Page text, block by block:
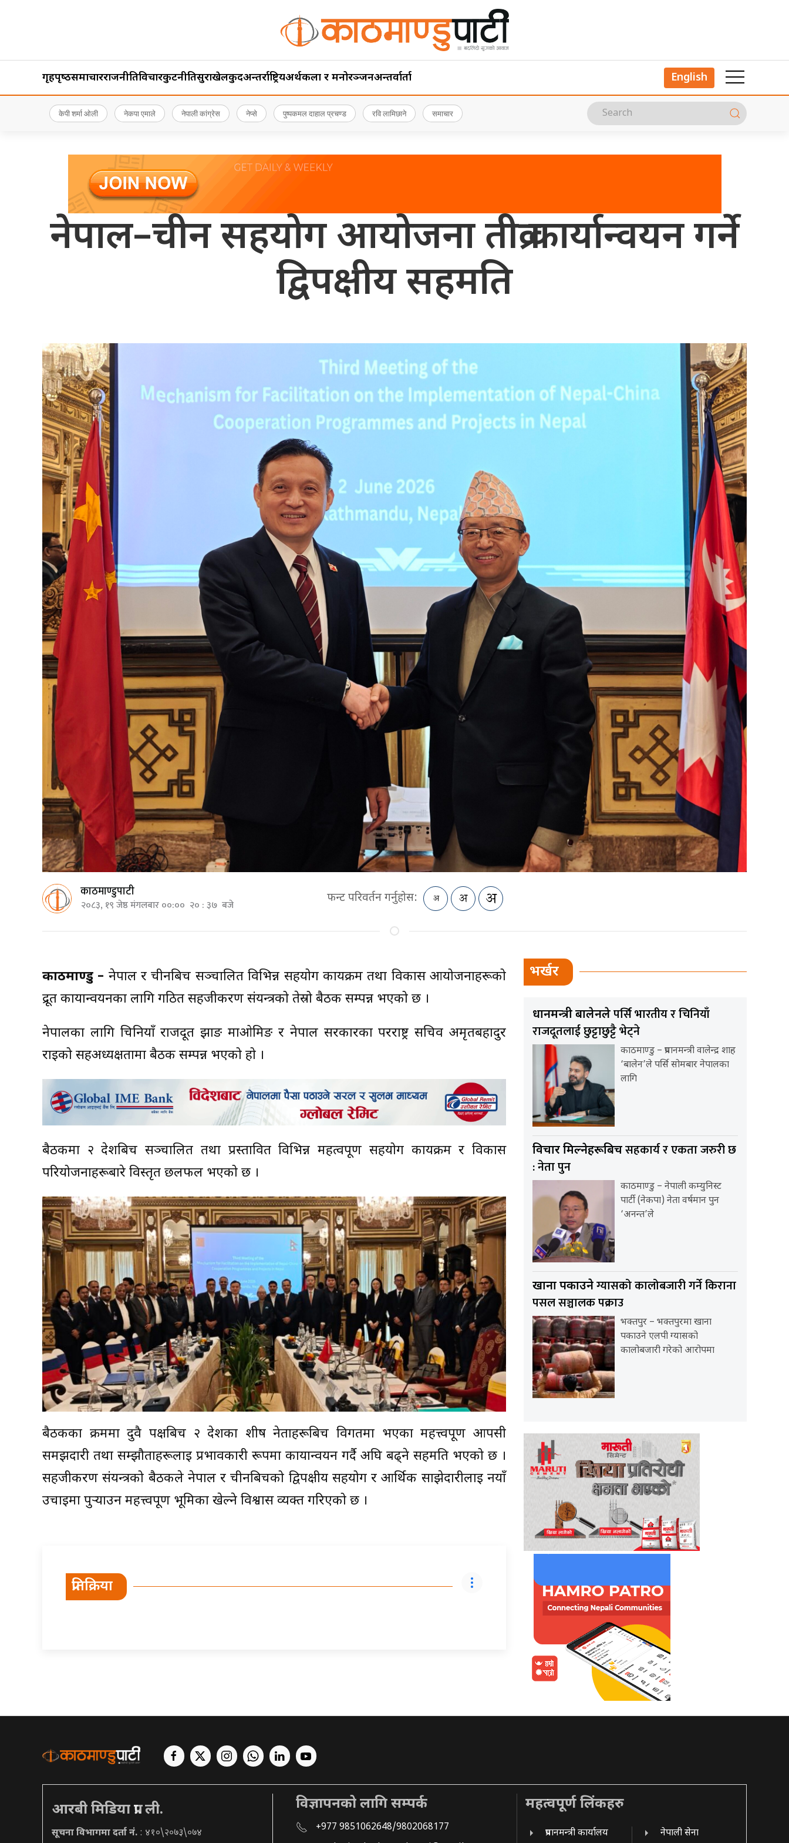
गृहपृष्‍ठसमाचारराजनीतिविचारकुटनीतिसुरक्षाखेलकुदअन्तर्राष्ट्रियअर्थकला र मनोरञ्जनअन्तर्वार्ता English
केपी शर्मा ओली नेकपा एमाले नेपाली कांग्रेस नेप्से पुष्पकमल दाहाल प्रचण्ड रवि लामिछाने समाचार
नेपाल–चीन सहयोग आयोजना तीव्र कार्यान्वयन गर्ने
द्विपक्षीय सहमति
काठमाण्डुपाटी
२०८३, १९ जेष्ठ मंगलबार ००:०० २० : ३७ बजे फन्ट परिवर्तन गर्नुहोस:
काठमाण्डु – नेपाल र चीनबिच सञ्चालित विभिन्न सहयोग कार्यक्रम तथा विकास आयोजनाहरूको
द्रूत कार्यान्वयनका लागि गठित सहजीकरण संयन्त्रको तेस्रो बैठक सम्पन्न भएको छ ।
नेपालका लागि चिनियाँ राजदूत झाङ माओमिङ र नेपाल सरकारका परराष्ट्र सचिव अमृतबहादुर
राईको सहअध्यक्षतामा बैठक सम्पन्न भएको हो ।
बैठकमा २ देशबिच सञ्चालित तथा प्रस्तावित विभिन्न महत्वपूर्ण सहयोग कार्यक्रम र विकास
परियोजनाहरूबारे विस्तृत छलफल भएको छ ।
बैठकका क्रममा दुवै पक्षबिच २ देशका शीर्ष नेताहरूबिच विगतमा भएका महत्त्वपूर्ण आपसी
समझदारी तथा सम्झौताहरूलाई प्रभावकारी रूपमा कार्यान्वयन गर्दै अघि बढ्ने सहमति भएको छ ।
सहजीकरण संयन्त्रको बैठकले नेपाल र चीनबिचको द्विपक्षीय सहयोग र आर्थिक साझेदारीलाई नयाँ
उचाइमा पुर्‍याउन महत्त्वपूर्ण भूमिका खेल्ने विश्वास व्यक्त गरिएको छ ।
प्रतिक्रिया
भर्खर
प्रधानमन्त्री बालेनलेपर्सि भारतीय र चिनियाँ
राजदूतलाई छुट्टाछुट्टै भेट्ने
काठमाण्डु – प्रधानमन्त्री वालेन्द्र शाह
‘बालेन’ले पर्सि सोमबार नेपालका
लागि
विचार मिल्नेहरूबिचसहकार्य र एकता जरुरी छ
: नेता पुन
काठमाण्डु – नेपाली कम्युनिस्ट
पार्टी (नेकपा) नेता वर्षमान पुन
‘अनन्त’ले
खाना पकाउनेग्यासको कालोबजारी गर्ने किराना
पसल सञ्चालक पक्राउ
भक्तपुर – भक्तपुरमा खाना
पकाउने एलपी ग्यासको
कालोबजारी गरेको आरोपमा
आरबी मिडिया प्रा. ली.
सूचना विभागमा दर्ता नं. : ४१०\२०७३\०७४
विज्ञापनको लागि सम्पर्क
+977 9851062648/9802068177
महत्वपूर्ण लिंकहरु
प्रधानमन्त्री कार्यालय नेपाली सेना